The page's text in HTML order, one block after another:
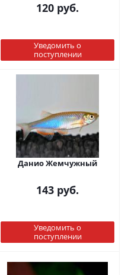
120 руб.
Уведомить о
поступлении
Данио Жемчужный
143 руб.
Уведомить о
поступлении